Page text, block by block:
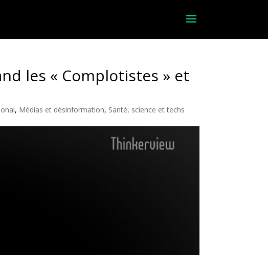
les « Complotistes » et
, Médias et désinformation, Santé, science et techs